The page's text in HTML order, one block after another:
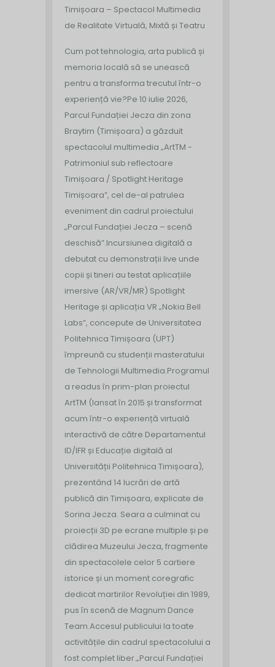
Timișoara – Spectacol Multimedia
de Realitate Virtuală, Mixtă și Teatru
Cum pot tehnologia, arta publică și
memoria locală să se unească
pentru a transforma trecutul într-o
experiență vie?Pe 10 iulie 2026,
Parcul Fundației Jecza din zona
Braytim (Timișoara) a găzduit
spectacolul multimedia „ArtTM -
Patrimoniul sub reflectoare
Timișoara / Spotlight Heritage
Timișoara”, cel de-al patrulea
eveniment din cadrul proiectului
„Parcul Fundației Jecza – scenă
deschisă”.Incursiunea digitală a
debutat cu demonstrații live unde
copii și tineri au testat aplicațiile
imersive (AR/VR/MR) Spotlight
Heritage și aplicația VR „Nokia Bell
Labs”, concepute de Universitatea
Politehnica Timișoara (UPT)
împreună cu studenții masteratului
de Tehnologii Multimedia.Programul
a readus în prim-plan proiectul
ArtTM (lansat în 2015 și transformat
acum într-o experiență virtuală
interactivă de către Departamentul
ID/IFR și Educație digitală al
Universității Politehnica Timișoara),
prezentând 14 lucrări de artă
publică din Timișoara, explicate de
Sorina Jecza. Seara a culminat cu
proiecții 3D pe ecrane multiple și pe
clădirea Muzeului Jecza, fragmente
din spectacolele celor 5 cartiere
istorice și un moment coregrafic
dedicat martirilor Revoluției din 1989,
pus în scenă de Magnum Dance
Team.Accesul publicului la toate
activitățile din cadrul spectacolului a
fost complet liber.„Parcul Fundației